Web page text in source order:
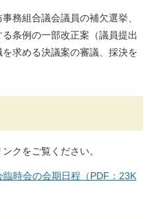
務組合議会議員の補欠選挙、
条例の一部改正案（議員提出
求める決議案の審議、採決を
クをご覧ください。
時会の会期日程（PDF：23K